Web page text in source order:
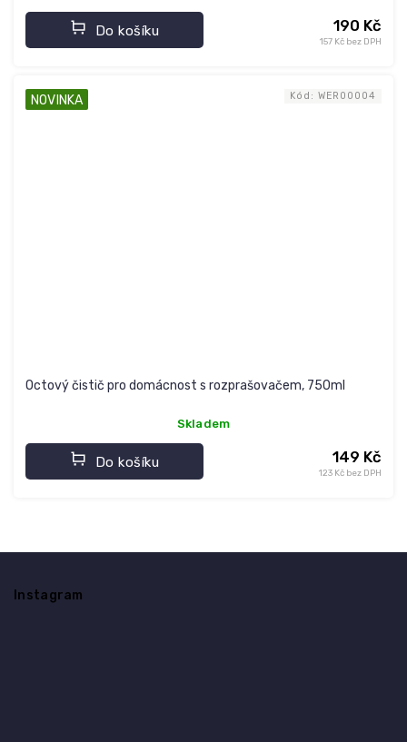
157 Kč bez DPH
190 Kč
Do košíku
NOVINKA
Octový čistič pro domácnost s rozprašovačem, 750ml
Skladem
123 Kč bez DPH
149 Kč
Do košíku
Kód: WER00004
Instagram